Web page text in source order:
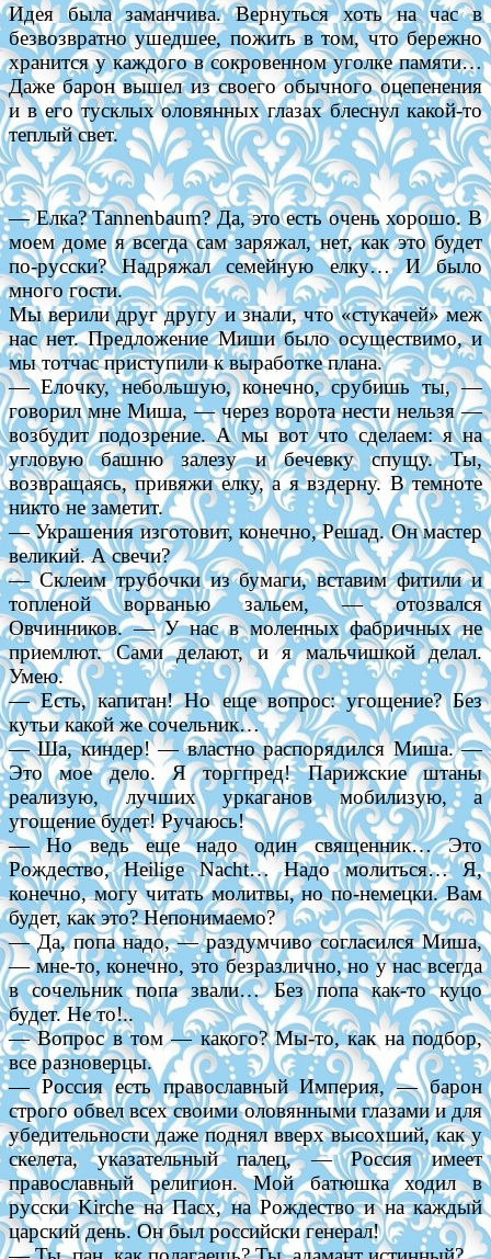
Идея была заманчива. Вернуться хоть на час в
безвозвратно ушедшее, пожить в том, что бережно
хранится у каждого в сокровенном уголке памяти…
Даже барон вышел из своего обычного оцепенения
и в его тусклых оловянных глазах блеснул какой-то
теплый свет.
— Елка? Tannenbaum? Да, это есть очень хорошо. В
моем доме я всегда сам заряжал, нет, как это будет
по-русски? Надряжал семейную елку… И было
много гости.
Мы верили друг другу и знали, что «стукачей» меж
нас нет. Предложение Миши было осуществимо, и
мы тотчас приступили к выработке плана.
— Елочку, небольшую, конечно, срубишь ты, —
говорил мне Миша, — через ворота нести нельзя —
возбудит подозрение. А мы вот что сделаем: я на
угловую башню залезу и бечевку спущу. Ты,
возвращаясь, привяжи елку, а я вздерну. В темноте
никто не заметит.
— Украшения изготовит, конечно, Решад. Он мастер
великий. А свечи?
— Склеим трубочки из бумаги, вставим фитили и
топленой ворванью зальем, — отозвался
Овчинников. — У нас в моленных фабричных не
приемлют. Сами делают, и я мальчишкой делал.
Умею.
— Есть, капитан! Но еще вопрос: угощение? Без
кутьи какой же сочельник…
— Ша, киндер! — властно распорядился Миша. —
Это мое дело. Я торгпред! Парижские штаны
реализую, лучших уркаганов мобилизую, а
угощение будет! Ручаюсь!
— Но ведь еще надо один священник… Это
Рождество, Heilige Nacht… Надо молиться… Я,
конечно, могу читать молитвы, но по-немецки. Вам
будет, как это? Непонимаемо?
— Да, попа надо, — раздумчиво согласился Миша,
— мне-то, конечно, это безразлично, но у нас всегда
в сочельник попа звали… Без попа как-то куцо
будет. Не то!..
— Вопрос в том — какого? Мы-то, как на подбор,
все разноверцы.
— Россия есть православный Империя, — барон
строго обвел всех своими оловянными глазами и для
убедительности даже поднял вверх высохший, как у
скелета, указательный палец, — Россия имеет
православный религион. Мой батюшка ходил в
русски Kirche на Пасх, на Рождество и на каждый
царский день. Он был российски генерал!